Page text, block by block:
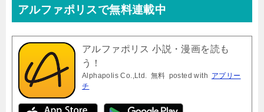
アルファポリスで無料連載中
アルファポリス 小説・漫画を読も
う！
Alphapolis Co.,Ltd. 無料 posted with アプリー
チ